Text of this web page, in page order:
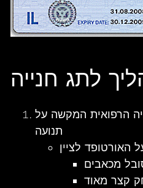
לתג חנייה
הרפואית המקשה על
תנועה
האורטופד לציין
מכאבים
קצר מאוד